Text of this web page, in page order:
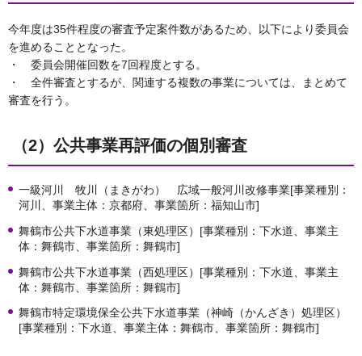
今年度は35件程度の審査予定案件数があるため、以下により委員会
を進めることとなった。
・ 委員会開催回数を7回程度とする。
・ 全件審査とするが、関連する複数の事業については、まとめて
審査を行う。
（2）公共事業再評価の個別審査
一級河川 牧川（まきがわ） 広域一般河川改修事業[事業種別：
河川、事業主体：京都府、事業箇所：福知山市]
舞鶴市公共下水道事業（東処理区）[事業種別：下水道、事業主
体：舞鶴市、事業箇所：舞鶴市]
舞鶴市公共下水道事業（西処理区）[事業種別：下水道、事業主
体：舞鶴市、事業箇所：舞鶴市]
舞鶴市特定環境保全公共下水道事業（神崎（かんざき）処理区）
[事業種別：下水道、事業主体：舞鶴市、事業箇所：舞鶴市]